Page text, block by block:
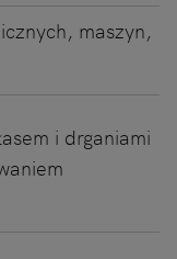
maszyn,
i drganiami